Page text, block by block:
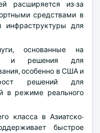
расширяется из-за
средствами в
инфраструктуры для
основанные на
и решения для
особенно в США и
решений для
в режиме реального
класса в Азиатско-
быстрое